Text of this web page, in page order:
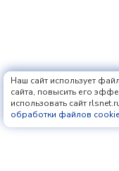
Наш сайт использует
сайта, повысить его
использовать сайт
обработки файлов cookie